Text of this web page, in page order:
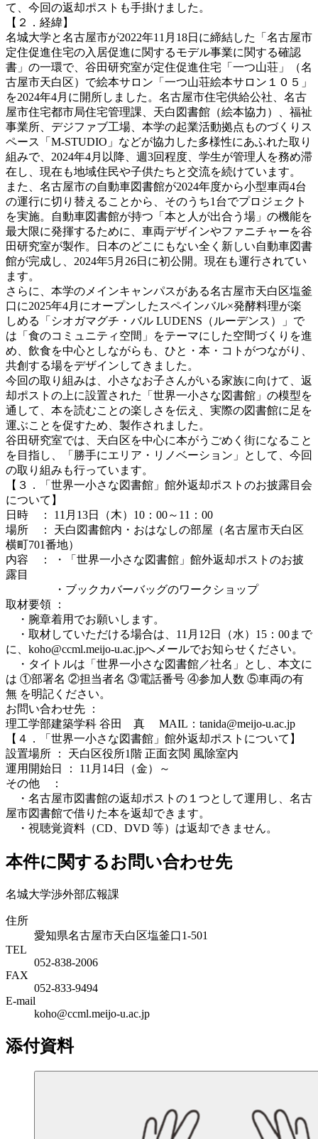
て、今回の返却ポストも手掛けました。
【２．経緯】
名城大学と名古屋市が2022年11月18日に締結した「名古屋市
定住促進住宅の入居促進に関するモデル事業に関する確認
書」の一環で、谷田研究室が定住促進住宅「一つ山荘」（名
古屋市天白区）で絵本サロン「一つ山荘絵本サロン１０５」
を2024年4月に開所しました。名古屋市住宅供給公社、名古
屋市住宅都市局住宅管理課、天白図書館（絵本協力）、福祉
事業所、デジファブ工場、本学の起業活動拠点ものづくりス
ペース「M-STUDIO」などが協力した多様性にあふれた取り
組みで、2024年4月以降、週3回程度、学生が管理人を務め滞
在し、現在も地域住民や子供たちと交流を続けています。
また、名古屋市の自動車図書館が2024年度から小型車両4台
の運行に切り替えることから、そのうち1台でプロジェクト
を実施。自動車図書館が持つ「本と人が出合う場」の機能を
最大限に発揮するために、車両デザインやファニチャーを谷
田研究室が製作。日本のどこにもない全く新しい自動車図書
館が完成し、2024年5月26日に初公開。現在も運行されてい
ます。
さらに、本学のメインキャンパスがある名古屋市天白区塩釜
口に2025年4月にオープンしたスペインバル×発酵料理が楽
しめる「シオガマグチ・バル LUDENS（ルーデンス）」で
は「食のコミュニティ空間」をテーマにした空間づくりを進
め、飲食を中心としながらも、ひと・本・コトがつながり、
共創する場をデザインしてきました。
今回の取り組みは、小さなお子さんがいる家族に向けて、返
却ポストの上に設置された「世界一小さな図書館」の模型を
通して、本を読むことの楽しさを伝え、実際の図書館に足を
運ぶことを促すため、製作されました。
谷田研究室では、天白区を中心に本がうごめく街になること
を目指し、「勝手にエリア・リノベーション」として、今回
の取り組みも行っています。
【３．「世界一小さな図書館」館外返却ポストのお披露目会
について】
日時 ： 11月13日（木）10：00～11：00
場所 ： 天白図書館内・おはなしの部屋（名古屋市天白区
横町701番地）
内容 ： ・「世界一小さな図書館」館外返却ポストのお披
露目
・ブックカバーバッグのワークショップ
取材要領 ：
・腕章着用でお願いします。
・取材していただける場合は、11月12日（水）15：00まで
に、koho@ccml.meijo-u.ac.jpへメールでお知らせください。
・タイトルは「世界一小さな図書館／社名」とし、本文に
は ①部署名 ②担当者名 ③電話番号 ④参加人数 ⑤車両の有
無 を明記ください。
お問い合わせ先 ：
理工学部建築学科 谷田 真 MAIL：tanida@meijo-u.ac.jp
【４．「世界一小さな図書館」館外返却ポストについて】
設置場所 ： 天白区役所1階 正面玄関 風除室内
運用開始日 ： 11月14日（金）～
その他 ：
・名古屋市図書館の返却ポストの１つとして運用し、名古
屋市図書館で借りた本を返却できます。
・視聴覚資料（CD、DVD 等）は返却できません。
本件に関するお問い合わせ先
名城大学渉外部広報課
住所
愛知県名古屋市天白区塩釜口1-501
TEL
052-838-2006
FAX
052-833-9494
E-mail
koho@ccml.meijo-u.ac.jp
添付資料